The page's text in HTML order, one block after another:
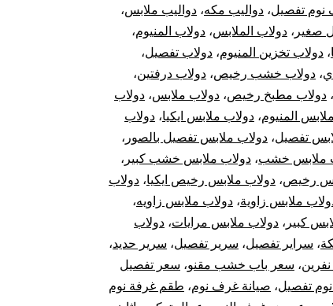
نوم تفصيل، دواليب مكه، دواليب ملابس،
صغير ، دولاب الملابس، دولاب المنيوم،
، دولاب تخزين المنيوم، دولاب تفصيل،
، دولاب خشب رخيص، دولاب درفتين،
، دولاب مطبخ رخيص، دولاب ملابس، دولاب
المنيوم، دولاب ملابس ايكيا، دولاب
تفصيل، دولاب ملابس تفصيل بالصور ،
ملابس خشب، دولاب ملابس خشب كبير ،
رخيص، دولاب ملابس رخيص ايكيا، دولاب
ملابس زاوية، دولاب ملابس زاويه،
كبير ، دولاب ملابس مرايات، دولاب
، سراير تفصيل، سرير تفصيل، سرير حديد،
، سعر باب خشب مقنو، سعر تفصيل
تفصيل، صيانة غرف نوم، طقم غرفة نوم